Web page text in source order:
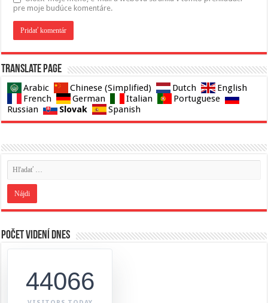
pre moje budúce komentáre.
Translate page
Arabic Chinese (Simplified) Dutch
English
French
German Italian
Portuguese
Russian
Slovak Spanish
Počet videní dnes
44066